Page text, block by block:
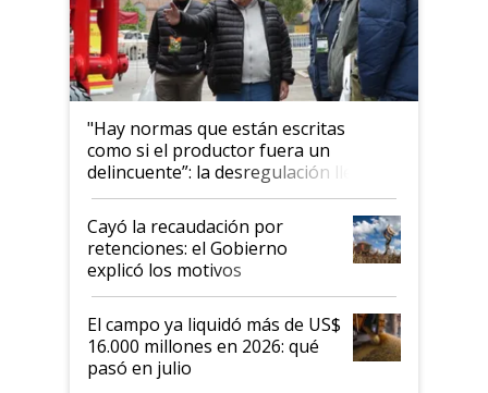
"Hay normas que están escritas
como si el productor fuera un
delincuente”: la desregulación llegó
al Congreso Aapresid y hasta se
habló del financiamiento al IPCVA
Cayó la recaudación por
retenciones: el Gobierno
explicó los motivos
El campo ya liquidó más de US$
16.000 millones en 2026: qué
pasó en julio